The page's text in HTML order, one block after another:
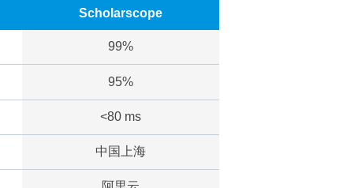
Scholarscope
99%
95%
<80 ms
中国上海